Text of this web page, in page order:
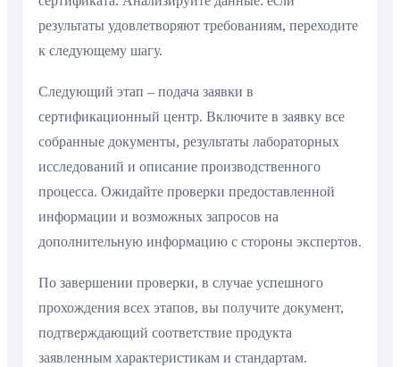
результаты удовлетворяют требованиям, переходите
к следующему шагу.
Следующий этап – подача заявки в
сертификационный центр. Включите в заявку все
собранные документы, результаты лабораторных
исследований и описание производственного
процесса. Ожидайте проверки предоставленной
информации и возможных запросов на
дополнительную информацию с стороны экспертов.
По завершении проверки, в случае успешного
прохождения всех этапов, вы получите документ,
подтверждающий соответствие продукта
заявленным характеристикам и стандартам.